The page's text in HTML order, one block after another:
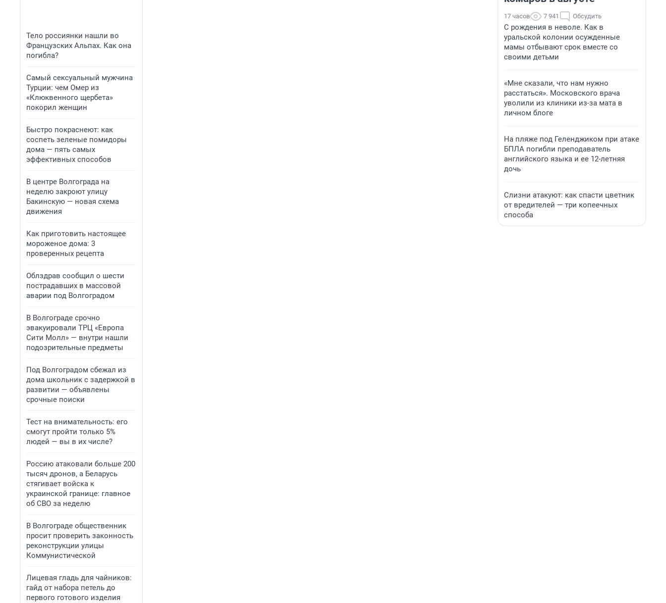
Тело россиянки нашли во
Французских Альпах. Как она
погибла?
Самый сексуальный мужчина
Турции: чем Омер из
«Клюквенного щербета»
покорил женщин
Быстро покраснеют: как
соспеть зеленые помидоры
дома — пять самых
эффективных способов
В центре Волгограда на
неделю закроют улицу
Бакинскую — новая схема
движения
Как приготовить настоящее
мороженое дома: 3
проверенных рецепта
Облздрав сообщил о шести
пострадавших в массовой
аварии под Волгоградом
В Волгограде срочно
эвакуировали ТРЦ «Европа
Сити Молл» — внутри нашли
подозрительные предметы
Под Волгоградом сбежал из
дома школьник с задержкой в
развитии — объявлены
срочные поиски
Тест на внимательность: его
смогут пройти только 5%
людей — вы в их числе?
Россию атаковали больше 200
тысяч дронов, а Беларусь
стягивает войска к
украинской границе: главное
об СВО за неделю
В Волгограде общественник
просит проверить законность
реконструкции улицы
Коммунистической
Лицевая гладь для чайников:
гайд от набора петель до
первого готового изделия
17 часов 7 941 Обсудить
С рождения в неволе. Как в
уральской колонии осужденные
мамы отбывают срок вместе со
своими детьми
«Мне сказали, что нам нужно
расстаться». Московского врача
уволили из клиники из-за мата в
личном блоге
На пляже под Геленджиком при атаке
БПЛА погибли преподаватель
английского языка и ее 12-летняя
дочь
Слизни атакуют: как спасти цветник
от вредителей — три копеечных
способа